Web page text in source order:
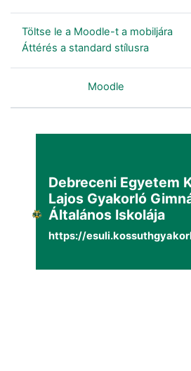
Töltse le a Moodle-t a mobiljára
Áttérés a standard stílusra
Moodle
Debreceni Egyetem
Lajos Gyakorló
Általános Iskolája
https://